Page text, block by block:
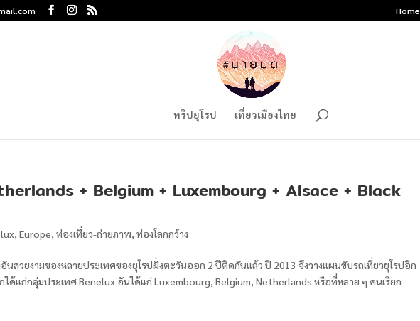
Home
ทริปยุโรป เที่ยวเมืองไทย
+ Belgium + Luxembourg + Alsace + Black
, Europe, ท่องเที่ยว-ถ่ายภาพ, ท่องโลกกว้าง
นสวยงามของหลายประเทศของยุโรปฝั่งตะวันออก 2 ปีติดกันแล้ว ปี 2013 จึงวางแผนขับรถเที่ยวยุโรปอีก
ได้แก่กลุ่มประเทศ Benelux อันได้แก่ Luxembourg, Belgium, Netherlands หรือที่หลาย ๆ คนเรียก